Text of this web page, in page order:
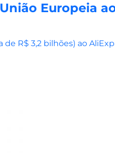
Europeia
R$ 3,2 bilhões) ao